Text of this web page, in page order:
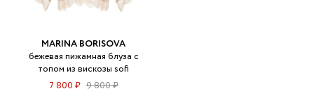
MARINA BORISOVA
бежевая пижамная блуза с
топом из вискозы sofi
7 800 ₽ 9 800 ₽